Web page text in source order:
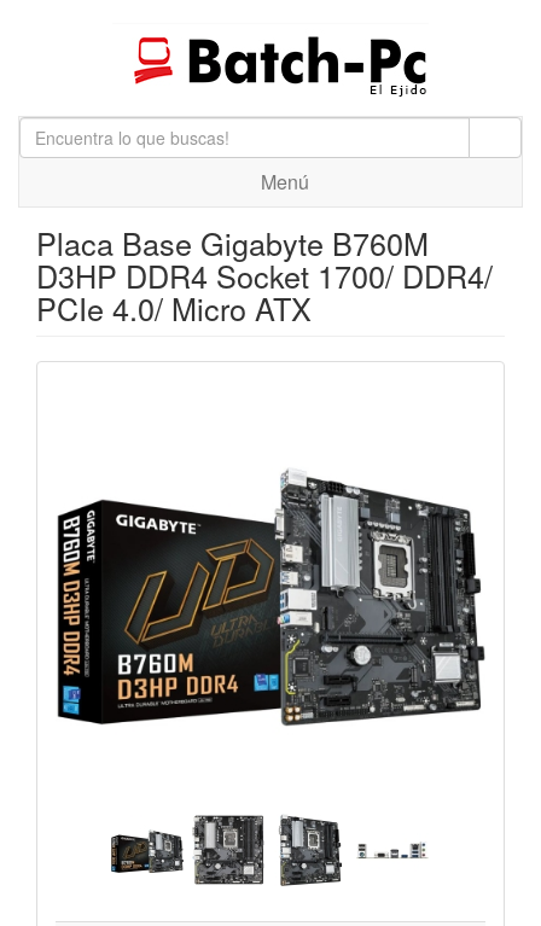
Menú
Placa Base Gigabyte B760M
D3HP DDR4 Socket 1700/ DDR4/
PCIe 4.0/ Micro ATX